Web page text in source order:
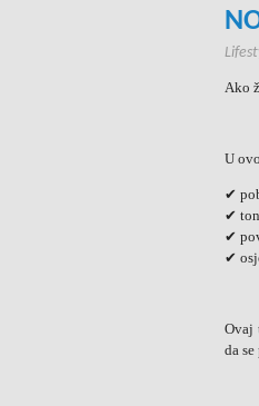
Ako
U
✔
✔
✔
✔
Ovaj
da